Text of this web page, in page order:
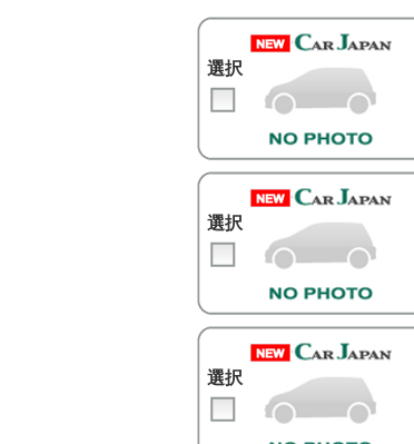
選択
選択
選択